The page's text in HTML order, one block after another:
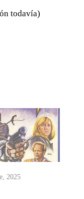
todavía)
2025